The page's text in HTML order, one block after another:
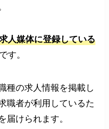
人媒体に登録している
です。
種の求人情報を掲載し
職者が利用しているた
届けられます。